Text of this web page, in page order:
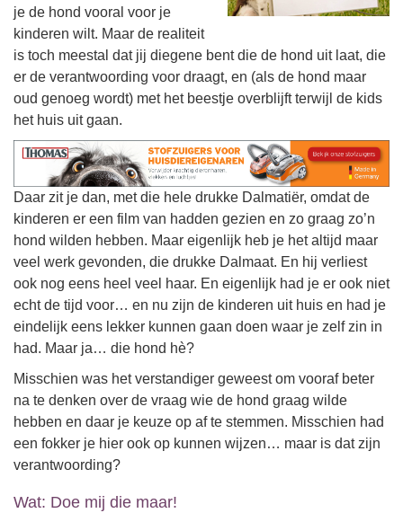
je de hond vooral voor je
kinderen wilt. Maar de realiteit
is toch meestal dat jij diegene bent die de hond uit laat, die
er de verantwoording voor draagt, en (als de hond maar
oud genoeg wordt) met het beestje overblijft terwijl de kids
het huis uit gaan.
Daar zit je dan, met die hele drukke Dalmatiër, omdat de
kinderen er een film van hadden gezien en zo graag zo’n
hond wilden hebben. Maar eigenlijk heb je het altijd maar
veel werk gevonden, die drukke Dalmaat. En hij verliest
ook nog eens heel veel haar. En eigenlijk had je er ook niet
echt de tijd voor… en nu zijn de kinderen uit huis en had je
eindelijk eens lekker kunnen gaan doen waar je zelf zin in
had. Maar ja… die hond hè?
Misschien was het verstandiger geweest om vooraf beter
na te denken over de vraag wie de hond graag wilde
hebben en daar je keuze op af te stemmen. Misschien had
een fokker je hier ook op kunnen wijzen… maar is dat zijn
verantwoording?
Wat: Doe mij die maar!